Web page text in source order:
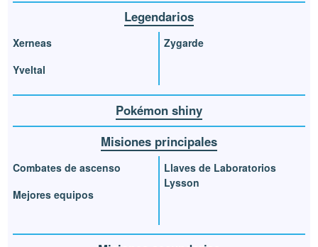
Legendarios
Xerneas
Yveltal
Zygarde
Pokémon shiny
Misiones principales
Combates de ascenso
Mejores equipos
Llaves de Laboratorios
Lysson